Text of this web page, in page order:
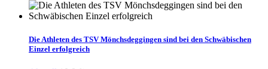
Die Athleten des TSV Mönchsdeggingen sind bei den Schwäbischen
Einzel erfolgreich